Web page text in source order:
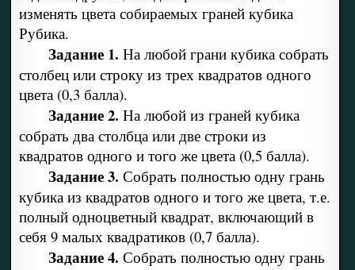
изменять цвета собираемых гра­ней кубика
Рубика.
Задание 1. На любой грани кубика собрать
столбец или стро­ку из трех квадратов одного
цвета (0,3 балла).
Задание 2. На любой из граней кубика
собрать два столбца или две строки из
квадратов одного и того же цвета (0,5 балла).
Задание 3. Собрать полностью одну грань
кубика из квадра­тов одного и того же цвета, т.е.
полный одноцветный квадрат, включающий в
себя 9 малых квадратиков (0,7 балла).
Задание 4. Собрать полностью одну грань